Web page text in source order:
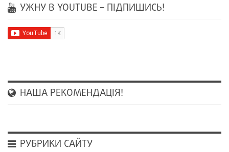
УЖНУ В YOUTUBE – ПІДПИШИСЬ!
НАША РЕКОМЕНДАЦІЯ!
РУБРИКИ САЙТУ